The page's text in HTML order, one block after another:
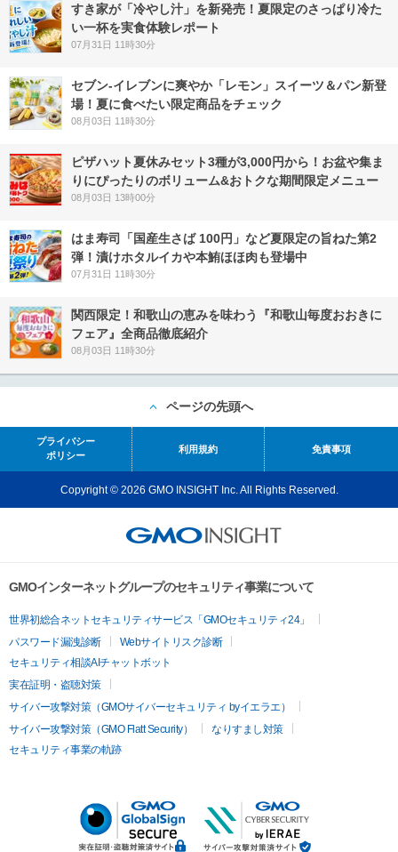
すき家が「冷やし汁」を新発売！夏限定のさっぱり冷た
い一杯を実食体験レポート
07月31日 11時30分
セブン‐イレブンに爽やか「レモン」スイーツ＆パン新登
場！夏に食べたい限定商品をチェック
08月03日 11時30分
ピザハット夏休みセット3種が3,000円から！お盆や集ま
りにぴったりのボリューム&おトクな期間限定メニュー
08月03日 13時00分
はま寿司「国産生さば 100円」など夏限定の旨ねた第2
弾！漬けホタルイカや本鮪ほほ肉も登場中
07月31日 11時30分
関西限定！和歌山の恵みを味わう『和歌山毎度おおきに
フェア』全商品徹底紹介
08月03日 11時30分
ページの先頭へ
プライバシー
ポリシー
利用規約 免責事項
Copyright © 2026 GMO INSIGHT Inc. All Rights Reserved.
GMOインターネットグループのセキュリティ事業について
世界初総合ネットセキュリティサービス「GMOセキュリティ24」
パスワード漏洩診断
Webサイトリスク診断
セキュリティ相談AIチャットボット
実在証明・盗聴対策
サイバー攻撃対策（GMOサイバーセキュリティ byイエラエ）
サイバー攻撃対策（GMO Flatt Security）
なりすまし対策
セキュリティ事業の軌跡